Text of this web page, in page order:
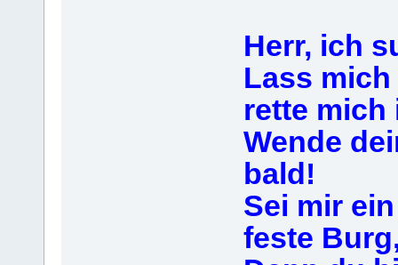
Herr, ich
Lass
rette mich
Wende
bald!
Sei mir
feste